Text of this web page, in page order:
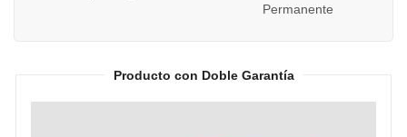
Permanente
Producto con Doble Garantía